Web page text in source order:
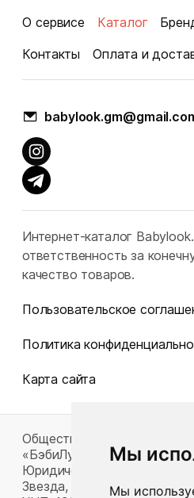
Мы
Мы
О сервисе Каталог
Контакты
Оплата и
Интернет-каталог
ответственность за
качество товаров.
Пользовательское
Политика
Карта сайта
Общество с ограниченной
«БэбиЛук»
Юридический адрес:
Звезда, д. 16, пом. 52